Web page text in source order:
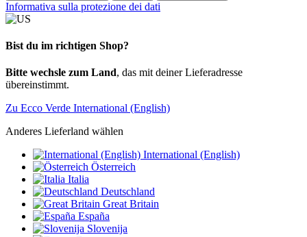
Informativa sulla protezione dei dati
Bist du im richtigen Shop?
Bitte wechsle zum Land, das mit deiner Lieferadresse
übereinstimmt.
Zu Ecco Verde International (English)
Anderes Lieferland wählen
International (English)
Österreich
Italia
Deutschland
Great Britain
España
Slovenija